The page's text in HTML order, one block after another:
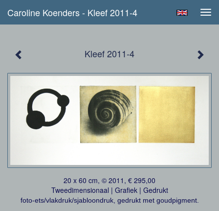
Caroline Koenders - Kleef 2011-4
Kleef 2011-4
20 x 60 cm, © 2011, € 295,00
Tweedimensionaal | Grafiek | Gedrukt
foto-ets/vlakdruk/sjabloondruk, gedrukt met goudpigment.